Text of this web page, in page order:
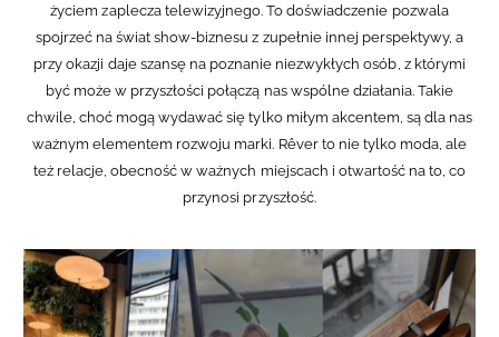
życiem zaplecza telewizyjnego. To doświadczenie pozwala
spojrzeć na świat show-biznesu z zupełnie innej perspektywy, a
przy okazji daje szansę na poznanie niezwykłych osób, z którymi
być może w przyszłości połączą nas wspólne działania. Takie
chwile, choć mogą wydawać się tylko miłym akcentem, są dla nas
ważnym elementem rozwoju marki. Rêver to nie tylko moda, ale
też relacje, obecność w ważnych miejscach i otwartość na to, co
przynosi przyszłość.